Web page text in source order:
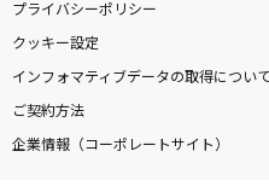
プライバシーポリシー
クッキー設定
インフォマティブデータの取得について
ご契約方法
企業情報（コーポレートサイト）